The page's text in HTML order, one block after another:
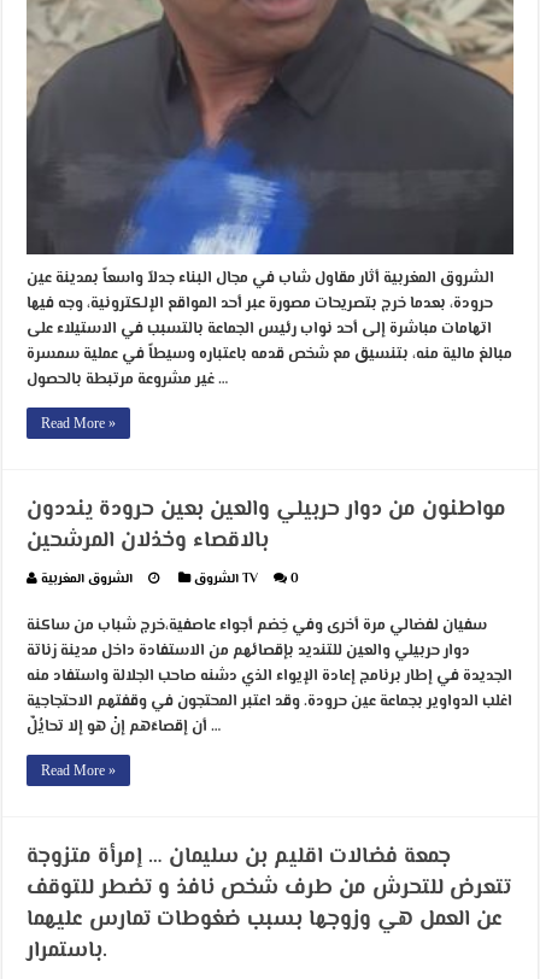
الشروق المغربية أثار مقاول شاب في مجال البناء جدلاً واسعاً بمدينة عين
حرودة، بعدما خرج بتصريحات مصورة عبر أحد المواقع الإلكترونية، وجه فيها
اتهامات مباشرة إلى أحد نواب رئيس الجماعة بالتسبب في الاستيلاء على
مبالغ مالية منه، بتنسيق مع شخص قدمه باعتباره وسيطاً في عملية سمسرة
غير مشروعة مرتبطة بالحصول …
Read More »
مواطنون من دوار حربيلي والعين بعين حرودة ينددون
بالاقصاء وخذلان المرشحين
الشروق المغربية الشروق TV 0
سفيان لفضالي مرة أخرى وفي خِضم أجواء عاصفية،خرج شباب من ساكنة
دوار حربيلي والعين للتنديد بإقصائهم من الاستفادة داخل مدينة زناتة
الجديدة في إطار برنامج إعادة الإيواء الذي دشنه صاحب الجلالة واستفاد منه
اغلب الدواوير بجماعة عين حرودة. وقد اعتبر المحتجون في وقفتهم الاحتجاجية
أن إقصاءَهم إنْ هو إلا تحايُلٌ …
Read More »
جمعة فضالات اقليم بن سليمان … إمرأة متزوجة
تتعرض للتحرش من طرف شخص نافذ و تضطر للتوقف
عن العمل هي وزوجها بسبب ضغوطات تمارس عليهما
باستمرار.